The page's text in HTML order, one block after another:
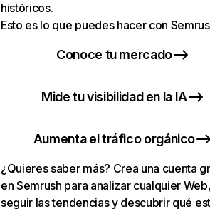
históricos.
Esto es lo que puedes hacer con
Conoce tu mercado
Mide tu visibilidad en la IA
Aumenta el tráfico orgánico
¿Quieres saber más? Crea una cuenta
en Semrush para analizar cualquier
seguir las tendencias y descubrir qué